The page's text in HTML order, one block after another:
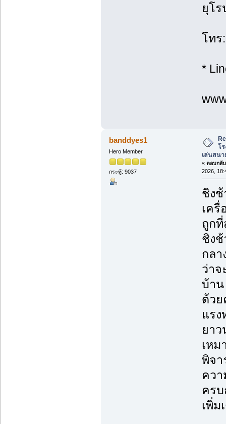
ยุโ
โทร
*
banddyes1
Hero Member
กระทู้: 9037
โ
เล่นสนา
« ตอบกลั
2026,
ชิงช้
เครื่
ถูกที่
ชิงช้
กลา
ว่าจ
บ้าน
ด้วย
แร
ยาว
เหม
พิจา
ควา
คร
เพิ่ม